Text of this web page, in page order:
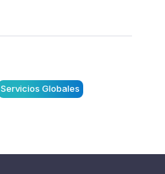
Servicios Globales